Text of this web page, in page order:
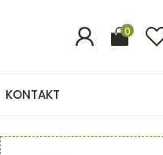
0
KONTAKT